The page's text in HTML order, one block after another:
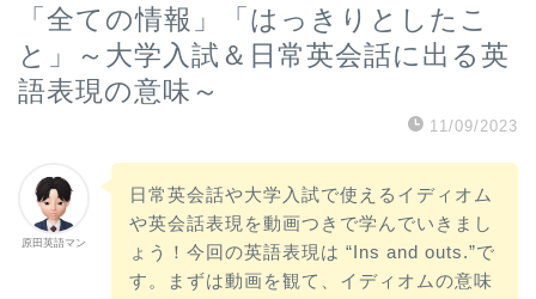
「全ての情報」「はっきりとしたこ
と」～大学入試＆日常英会話に出る英
語表現の意味～
11/09/2023
原田英語マン
日常英会話や大学入試で使えるイディオム
や英会話表現を動画つきで学んでいきまし
ょう！今回の英語表現は “Ins and outs.”で
す。まずは動画を観て、イディオムの意味